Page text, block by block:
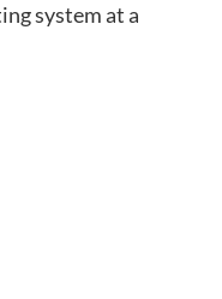
system at a